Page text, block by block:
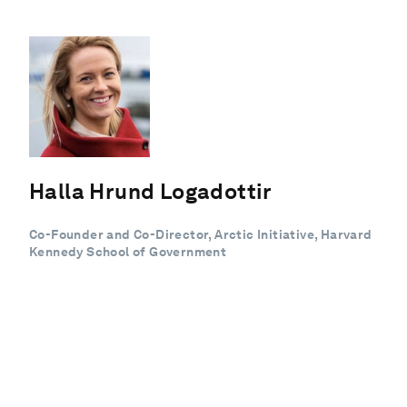
Halla Hrund Logadottir
Co-Founder and Co-Director, Arctic Initiative, Harvard
Kennedy School of Government